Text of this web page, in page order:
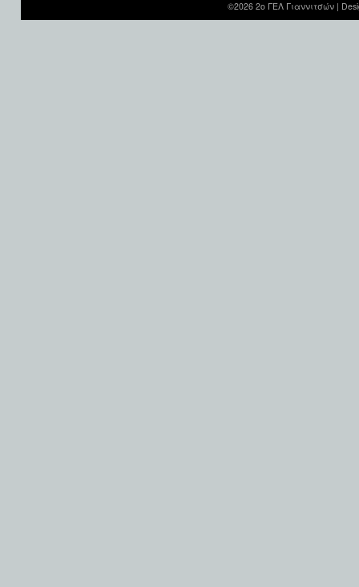
©2026 2ο ΓΕΛ Γιαννιτσών |